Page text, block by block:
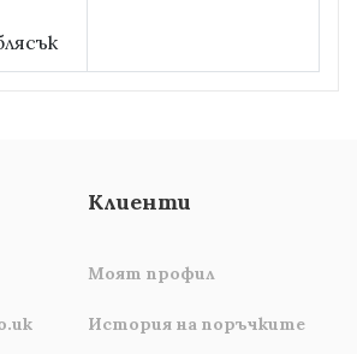
Клиенти
Моят профил
История на поръчките